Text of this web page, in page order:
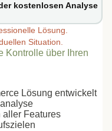
kostenlosen Analyse
Lösung.
Situation.
Kontrolle über Ihren
Lösung entwickelt
aller Features